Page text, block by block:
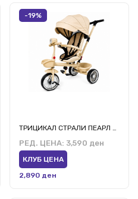
-19%
ТРИЦИКАЛ СТРАЛИ ПЕАРЛ БЕЖ
РЕД. ЦЕНА: 3,590 ден
КЛУБ ЦЕНА
2,890 ден